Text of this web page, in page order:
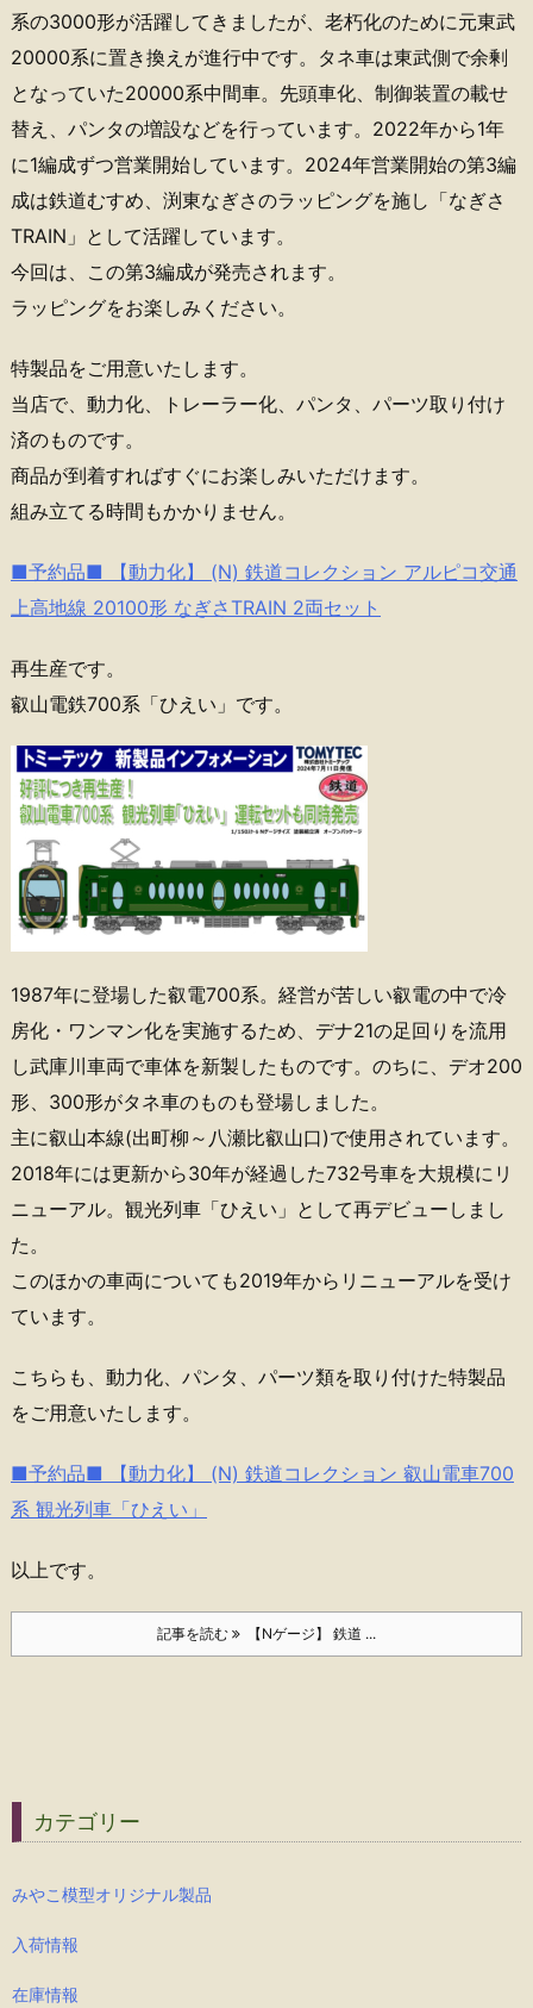
系の3000形が活躍してきましたが、老朽化のために元東武
20000系に置き換えが進行中です。タネ車は東武側で余剰
となっていた20000系中間車。先頭車化、制御装置の載せ
替え、パンタの増設などを行っています。2022年から1年
に1編成ずつ営業開始しています。2024年営業開始の第3編
成は鉄道むすめ、渕東なぎさのラッピングを施し「なぎさ
TRAIN」として活躍しています。
今回は、この第3編成が発売されます。
ラッピングをお楽しみください。
特製品をご用意いたします。
当店で、動力化、トレーラー化、パンタ、パーツ取り付け
済のものです。
商品が到着すればすぐにお楽しみいただけます。
組み立てる時間もかかりません。
■予約品■ 【動力化】 (N) 鉄道コレクション アルピコ交通
上高地線 20100形 なぎさTRAIN 2両セット
再生産です。
叡山電鉄700系「ひえい」です。
1987年に登場した叡電700系。経営が苦しい叡電の中で冷
房化・ワンマン化を実施するため、デナ21の足回りを流用
し武庫川車両で車体を新製したものです。のちに、デオ200
形、300形がタネ車のものも登場しました。
主に叡山本線(出町柳～八瀬比叡山口)で使用されています。
2018年には更新から30年が経過した732号車を大規模にリ
ニューアル。観光列車「ひえい」として再デビューしまし
た。
このほかの車両についても2019年からリニューアルを受け
ています。
こちらも、動力化、パンタ、パーツ類を取り付けた特製品
をご用意いたします。
■予約品■ 【動力化】 (N) 鉄道コレクション 叡山電車700
系 観光列車「ひえい」
以上です。
記事を読む 【Nゲージ】 鉄道 ...
カテゴリー
みやこ模型オリジナル製品
入荷情報
在庫情報